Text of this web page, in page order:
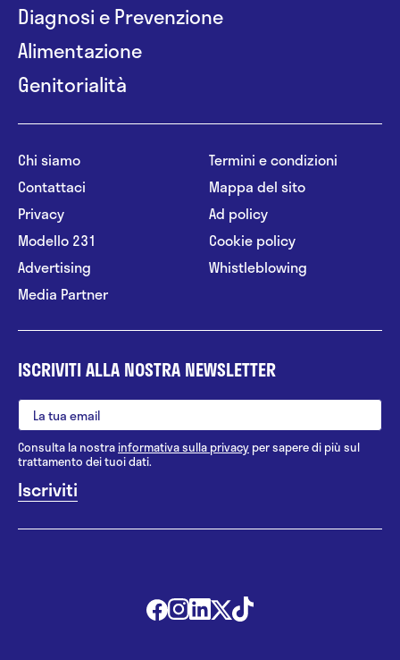
Diagnosi e Prevenzione
Alimentazione
Genitorialità
Chi siamo
Contattaci
Privacy
Modello 231
Advertising
Media Partner
Termini e condizioni
Mappa del sito
Ad policy
Cookie policy
Whistleblowing
ISCRIVITI ALLA NOSTRA NEWSLETTER
Consulta la nostrainformativa sulla privacy per sapere di più sul
trattamento dei tuoi dati.